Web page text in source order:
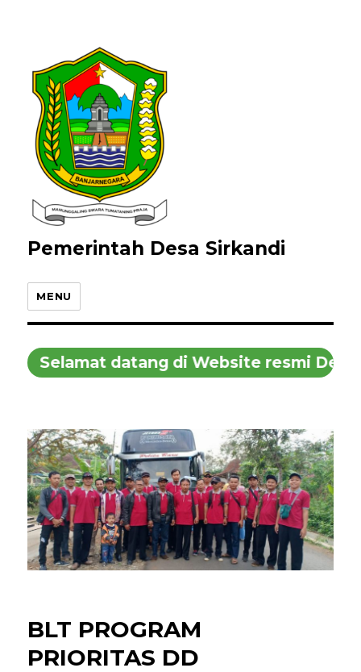
Pemerintah Desa Sirkandi
MENU
Selamat datang di Website resmi Desa
BLT PROGRAM
PRIORITAS DD